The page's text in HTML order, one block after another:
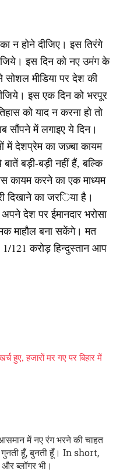
न होने दीजिए। इस तिरंगे
इस दिन को नए उमंग के
मीडिया पर देश की
इस एक दिन को भरपूर
को याद न करना हो तो
सौंपने में लगाइए ये दिन।
में देशप्रेम का जज़्बा कायम
बड़ी-बड़ी नहीं हैं, बल्कि
कायम करने का एक माध्यम
दिखाने का जरिया है।
देश पर ईमानदार भरोसा
माहौल बना सकेंगे। मत
121 करोड़ हिन्दुस्तान आप
हुए, हजारों मर गए पर बिहार में
में नए रंग भरने की चाहत
हूँ, बुनती हूँ। In short,
ब्लॉगर भी।